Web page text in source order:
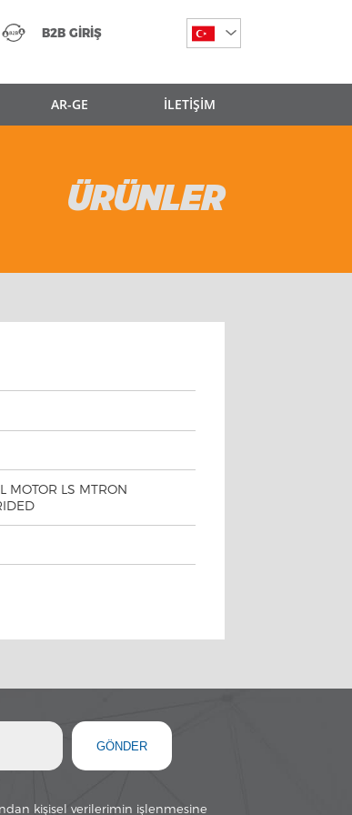
B2B GİRİŞ
AR-GE İLETİŞİM
ÜRÜNLER
MOTOR LS MTRON
GÖNDER
kişisel verilerimin işlenmesine